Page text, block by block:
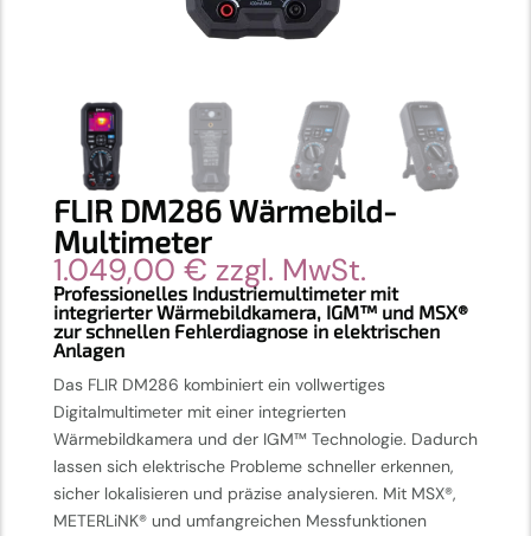
FLIR DM286 Wärmebild-
Multimeter
1.049,00 € zzgl. MwSt.
Professionelles Industriemultimeter mit
integrierter Wärmebildkamera, IGM™ und MSX®
zur schnellen Fehlerdiagnose in elektrischen
Anlagen
Das FLIR DM286 kombiniert ein vollwertiges
Digitalmultimeter mit einer integrierten
Wärmebildkamera und der IGM™ Technologie. Dadurch
lassen sich elektrische Probleme schneller erkennen,
sicher lokalisieren und präzise analysieren. Mit MSX®,
METERLiNK® und umfangreichen Messfunktionen